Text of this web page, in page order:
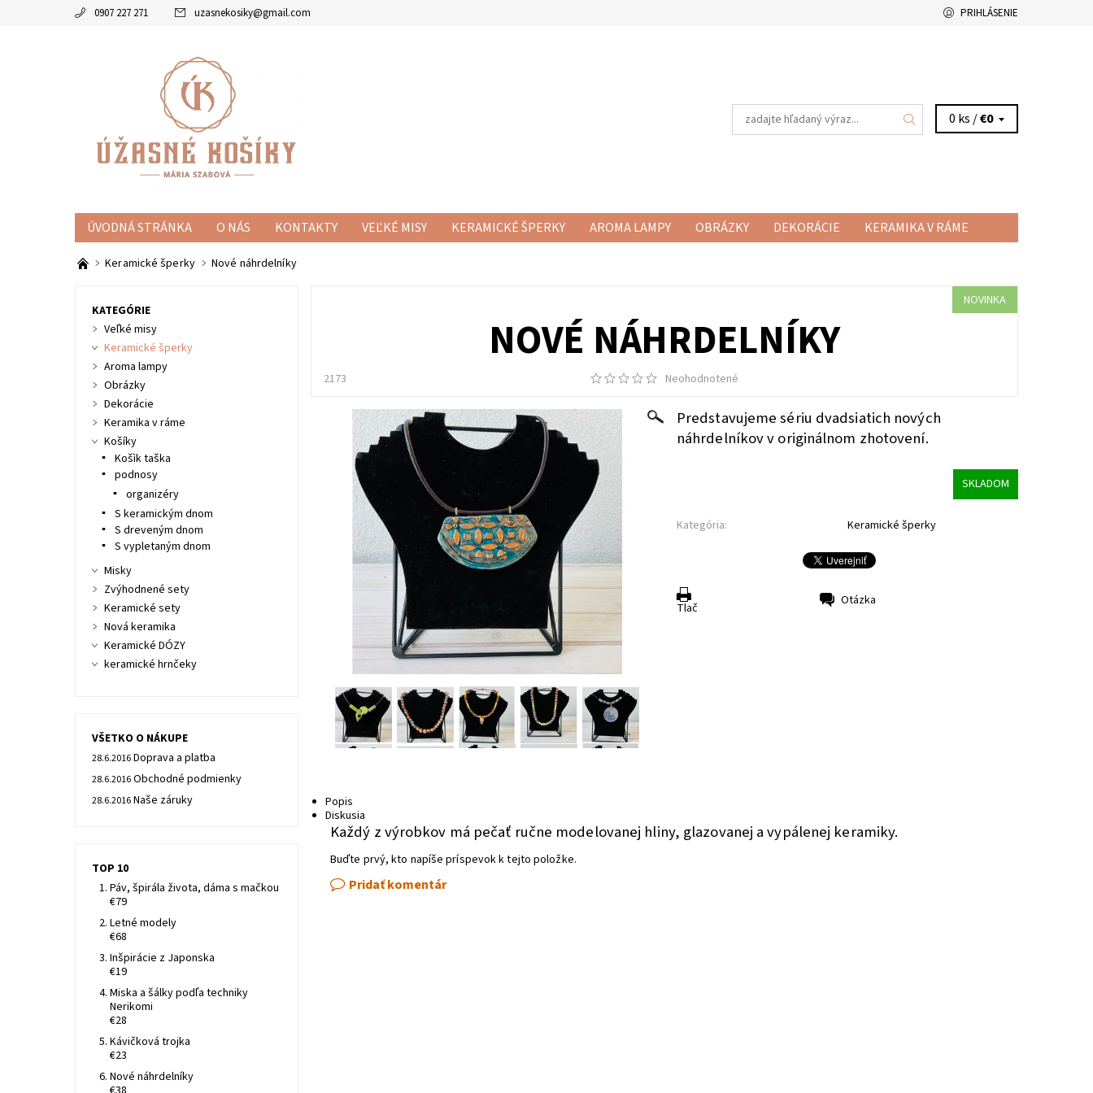
0907 227 271 uzasnekosiky@gmail.com PRIHLÁSENIE
0 ks /€0
ÚVODNÁ STRÁNKA O NÁS KONTAKTY VEĽKÉ MISY KERAMICKÉ ŠPERKY AROMA LAMPY OBRÁZKY DEKORÁCIE
KERAMIKA V RÁME
KOŠÍKY
MISKY ZVÝHODNENÉ SETY
Keramické šperky Nové náhrdelníky
NOVINKA
NOVÉ NÁHRDELNÍKY
2173 Neohodnotené
Predstavujeme sériu dvadsiatich nových
náhrdelníkov v originálnom zhotovení.
SKLADOM
Kategória: Keramické šperky
Tlač Otázka
Popis
Diskusia
Každý z výrobkov má pečať ručne modelovanej hliny, glazovanej a vypálenej keramiky.
Buďte prvý, kto napíše príspevok k tejto položke.
Pridať komentár
KATEGÓRIE
Veľké misy
Keramické šperky
Aroma lampy
Obrázky
Dekorácie
Keramika v ráme
Košíky
Košìk taška
podnosy
organizéry
S keramickým dnom
S dreveným dnom
S vypletaným dnom
Misky
Zvýhodnené sety
Keramické sety
Nová keramika
Keramické DÓZY
keramické hrnčeky
VŠETKO O NÁKUPE
28.6.2016Doprava a platba
28.6.2016Obchodné podmienky
28.6.2016Naše záruky
TOP 10
Páv, špirála života, dáma s mačkou
€79
Letné modely
€68
Inšpirácie z Japonska
€19
Miska a šálky podľa techniky
Nerikomi
€28
Kávičková trojka
€23
Nové náhrdelníky